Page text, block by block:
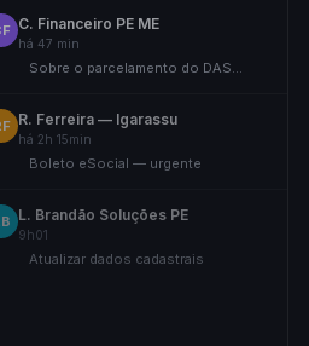
C. Financeiro PE ME
há 47 min
Sobre o parcelamento do DAS...
R. Ferreira — Igarassu
há 2h 15min
Boleto eSocial — urgente
L. Brandão Soluções PE
9h01
Atualizar dados cadastrais